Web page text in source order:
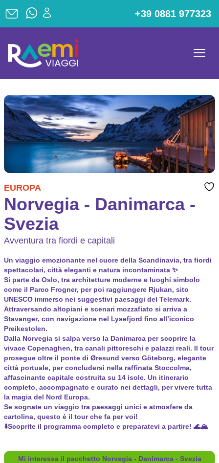
+39 0881 977323
EUROPA
Norvegia - Danimarca -
Svezia
Avventura tra fiordi e capitali
Un viaggio emozionante nel cuore della Scandinavia, tra fiordi
spettacolari, città eleganti e natura incontaminata ✨
Si parte da Oslo, tra architetture moderne e luoghi simbolo
come il Parco Frogner, per poi raggiungere Rjukan, sito
UNESCO immerso nei suggestivi paesaggi del Telemark.
Attraversando altopiani e scenari mozzafiato si arriva a
Stavanger, con navigazione nel Lysefjord fino all’iconico
Preikestolen.
Dalla Norvegia si salpa verso la Danimarca per scoprire la
vivace Copenaghen, tra canali pittoreschi e palazzi reali. Il tour
prosegue oltre il ponte di Øresund verso Göteborg, elegante
città portuale, per concludersi nella raffinata Stoccolma,
affascinante capitale costruita su 14 isole. Un itinerario
completo, accompagnato e curato nei dettagli, per vivere tutta
la magia del Nord Europa.
Se sognate un viaggio tra paesaggi unici e atmosfere da
cartolina, questo è il tour che fa per voi!
⬇️Scoprite il programma completo e preparatevi a partire! 🌊🏔️
Mi interessa il pacchetto Norvegia - Danimarca - Svezia